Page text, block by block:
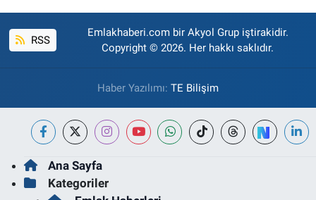
RSS
Emlakhaberi.com bir Akyol Grup iştirakidir.
Copyright © 2026. Her hakkı saklıdır.
Haber Yazılımı: TE Bilişim
Ana Sayfa
Kategoriler